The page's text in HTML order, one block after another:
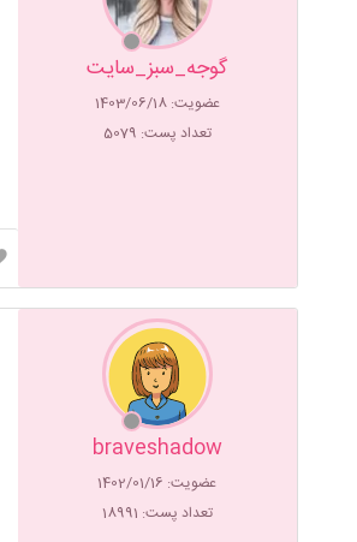
گوجه_سبز_سایت
عضویت: 1403/06/18
تعداد پست: 5079
braveshadow
عضویت: 1402/01/16
تعداد پست: 18991